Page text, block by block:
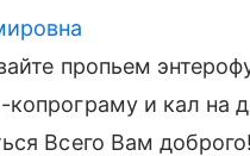
пропьем
и кал на
Всего Вам